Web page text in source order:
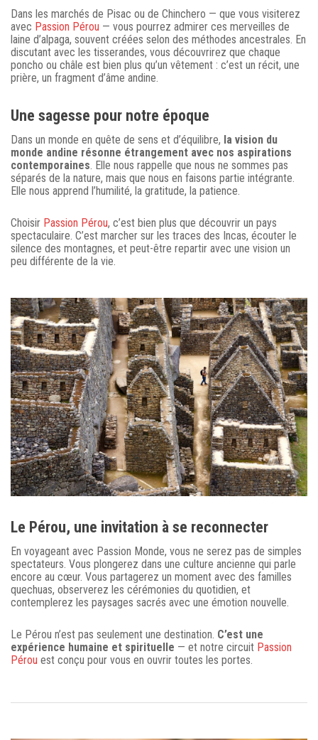
Dans les marchés de Pisac ou de Chinchero — que vous visiterez
avec Passion Pérou — vous pourrez admirer ces merveilles de
laine d’alpaga, souvent créées selon des méthodes ancestrales. En
discutant avec les tisserandes, vous découvrirez que chaque
poncho ou châle est bien plus qu’un vêtement : c’est un récit, une
prière, un fragment d’âme andine.
Une sagesse pour notre époque
Dans un monde en quête de sens et d’équilibre, la vision du
monde andine résonne étrangement avec nos aspirations
contemporaines. Elle nous rappelle que nous ne sommes pas
séparés de la nature, mais que nous en faisons partie intégrante.
Elle nous apprend l’humilité, la gratitude, la patience.
Choisir Passion Pérou, c’est bien plus que découvrir un pays
spectaculaire. C’est marcher sur les traces des Incas, écouter le
silence des montagnes, et peut-être repartir avec une vision un
peu différente de la vie.
Le Pérou, une invitation à se reconnecter
En voyageant avec Passion Monde, vous ne serez pas de simples
spectateurs. Vous plongerez dans une culture ancienne qui parle
encore au cœur. Vous partagerez un moment avec des familles
quechuas, observerez les cérémonies du quotidien, et
contemplerez les paysages sacrés avec une émotion nouvelle.
Le Pérou n’est pas seulement une destination. C’est une
expérience humaine et spirituelle — et notre circuit Passion
Pérou est conçu pour vous en ouvrir toutes les portes.